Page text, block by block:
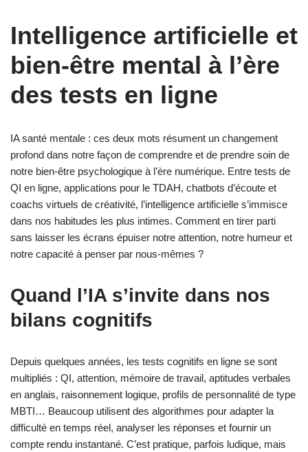
Intelligence artificielle et
bien‑être mental à l’ère
des tests en ligne
IA santé mentale : ces deux mots résument un changement
profond dans notre façon de comprendre et de prendre soin de
notre bien‑être psychologique à l’ère numérique. Entre tests de
QI en ligne, applications pour le TDAH, chatbots d’écoute et
coachs virtuels de créativité, l’intelligence artificielle s’immisce
dans nos habitudes les plus intimes. Comment en tirer parti
sans laisser les écrans épuiser notre attention, notre humeur et
notre capacité à penser par nous‑mêmes ?
Quand l’IA s’invite dans nos
bilans cognitifs
Depuis quelques années, les tests cognitifs en ligne se sont
multipliés : QI, attention, mémoire de travail, aptitudes verbales
en anglais, raisonnement logique, profils de personnalité de type
MBTI… Beaucoup utilisent des algorithmes pour adapter la
difficulté en temps réel, analyser les réponses et fournir un
compte rendu instantané. C’est pratique, parfois ludique, mais